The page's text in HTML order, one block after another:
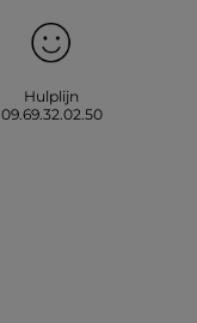
Hulplijn
09.69.32.02.50